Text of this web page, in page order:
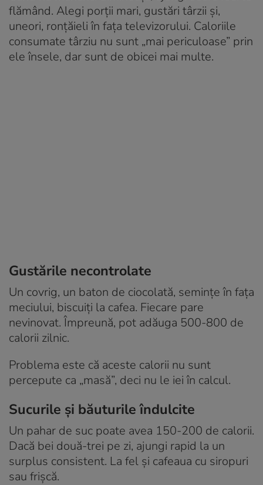
flămând. Alegi porții mari, gustări târzii și,
uneori, ronțăieli în fața televizorului. Caloriile
consumate târziu nu sunt „mai periculoase” prin
ele însele, dar sunt de obicei mai multe.
Gustările necontrolate
Un covrig, un baton de ciocolată, semințe în fața
meciului, biscuiți la cafea. Fiecare pare
nevinovat. Împreună, pot adăuga 500-800 de
calorii zilnic.
Problema este că aceste calorii nu sunt
percepute ca „masă”, deci nu le iei în calcul.
Sucurile și băuturile îndulcite
Un pahar de suc poate avea 150-200 de calorii.
Dacă bei două-trei pe zi, ajungi rapid la un
surplus consistent. La fel și cafeaua cu siropuri
sau frișcă.